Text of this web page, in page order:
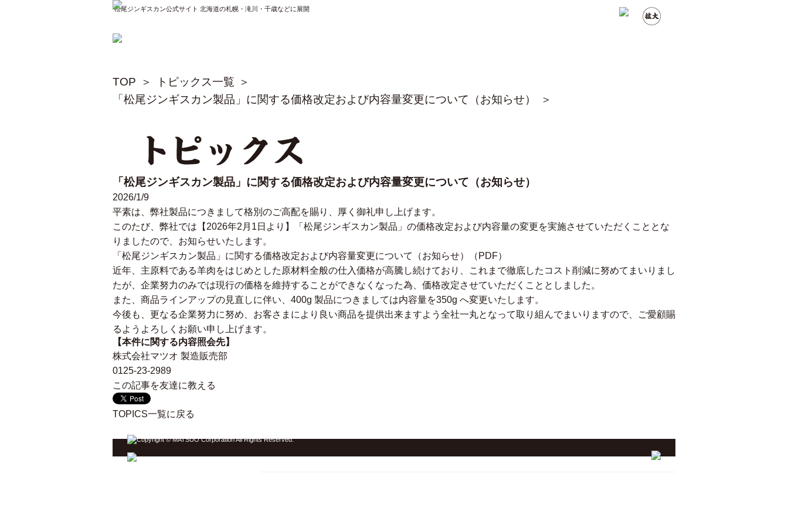
松尾ジンギスカン公式サイト 北海道の札幌・滝川・千歳などに展開
TOP
トピックス一覧
「松尾ジンギスカン製品」に関する価格改定および内容量変更について（お知らせ）
トピックス
「松尾ジンギスカン製品」に関する価格改定および内容量変更について（お知らせ）
2026/1/9
平素は、弊社製品につきまして格別のご高配を賜り、厚く御礼申し上げます。
このたび、弊社では【2026年2月1日より】「松尾ジンギスカン製品」の価格改定および内容量の変更を実施させていただくこととな
りましたので、お知らせいたします。
「松尾ジンギスカン製品」に関する価格改定および内容量変更について（お知らせ）
（PDF）
近年、主原料である羊肉をはじめとした原材料全般の仕入価格が高騰し続けており、これまで徹底したコスト削減に努めてまいりまし
たが、企業努力のみでは現行の価格を維持することができなくなった為、価格改定させていただくこととしました。
また、商品ラインアップの見直しに伴い、400g 製品につきましては内容量を350g へ変更いたします。
今後も、更なる企業努力に努め、お客さまにより良い商品を提供出来ますよう全社一丸となって取り組んでまいりますので、ご愛顧賜
るようよろしくお願い申し上げます。
【本件に関する内容照会先】
株式会社マツオ 製造販売部
0125-23-2989
この記事を友達に教える
TOPICS一覧に戻る